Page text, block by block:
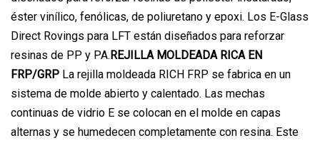
éster vinílico, fenólicas, de poliuretano y epoxi. Los E-Glass
Direct Rovings para LFT están diseñados para reforzar
resinas de PP y PA.REJILLA MOLDEADA RICA EN
FRP/GRP La rejilla moldeada RICH FRP se fabrica en un
sistema de molde abierto y calentado. Las mechas
continuas de vidrio E se colocan en el molde en capas
alternas y se humedecen completamente con resina. Este